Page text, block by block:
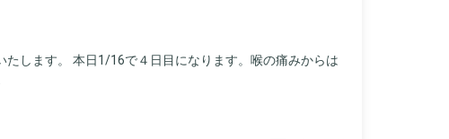
たします。 本日1/16で４日目になります。喉の痛みからは